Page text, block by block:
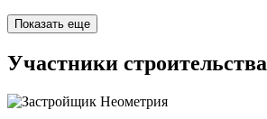
Показать еще
Участники строительства